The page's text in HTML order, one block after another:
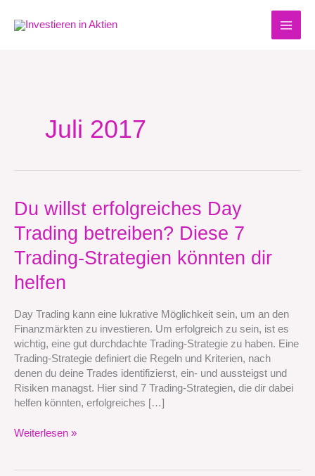
Inhalt
Juli 2017
Du willst erfolgreiches Day
Trading betreiben? Diese 7
Trading-Strategien könnten dir
helfen
Day Trading kann eine lukrative Möglichkeit sein, um an den
Finanzmärkten zu investieren. Um erfolgreich zu sein, ist es
wichtig, eine gut durchdachte Trading-Strategie zu haben. Eine
Trading-Strategie definiert die Regeln und Kriterien, nach
denen du deine Trades identifizierst, ein- und aussteigst und
Risiken managst. Hier sind 7 Trading-Strategien, die dir dabei
helfen könnten, erfolgreiches […]
Du
willst
erfolgreiches
Trading
betreiben?
Diese
Trading-
Strategien
könnten
dir
helfen
Weiterlesen »